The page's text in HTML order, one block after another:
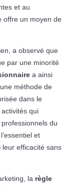
et au
offre un moyen de
a observé que
par une minorité
a ainsi
méthode de
dans le
qui
du
et
leur efficacité sans
la règle